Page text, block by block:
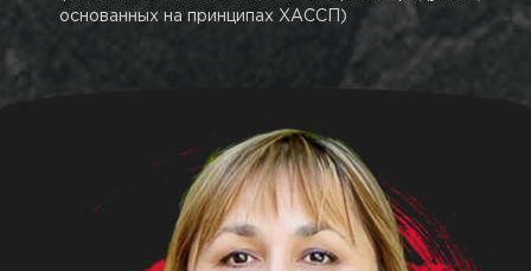
основанных на принципах ХАССП)